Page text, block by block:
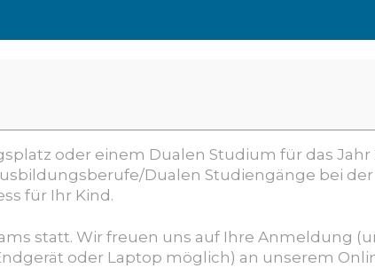
oder einem Dualen Studium für das Jahr
e/Dualen Studiengänge bei der
für Ihr Kind.
statt. Wir freuen uns auf Ihre Anmeldung
oder Laptop möglich) an unserem